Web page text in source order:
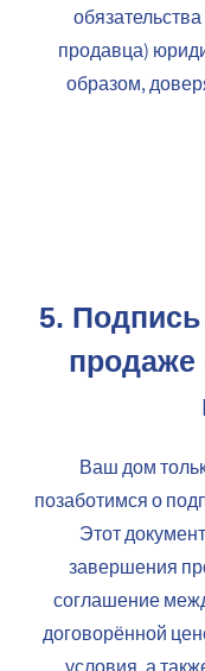
продавца)
образом,
5. Подпись
продаже
Ваш дом
позаботимся о
Этот
завершения
соглашение
договорённой